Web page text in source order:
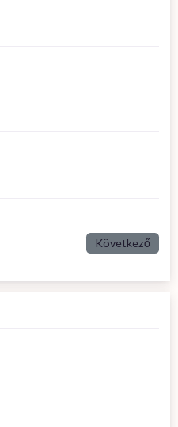
Következő